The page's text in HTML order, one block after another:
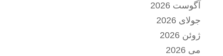
آگوست 2026
جولای 2026
ژوئن 2026
می 2026